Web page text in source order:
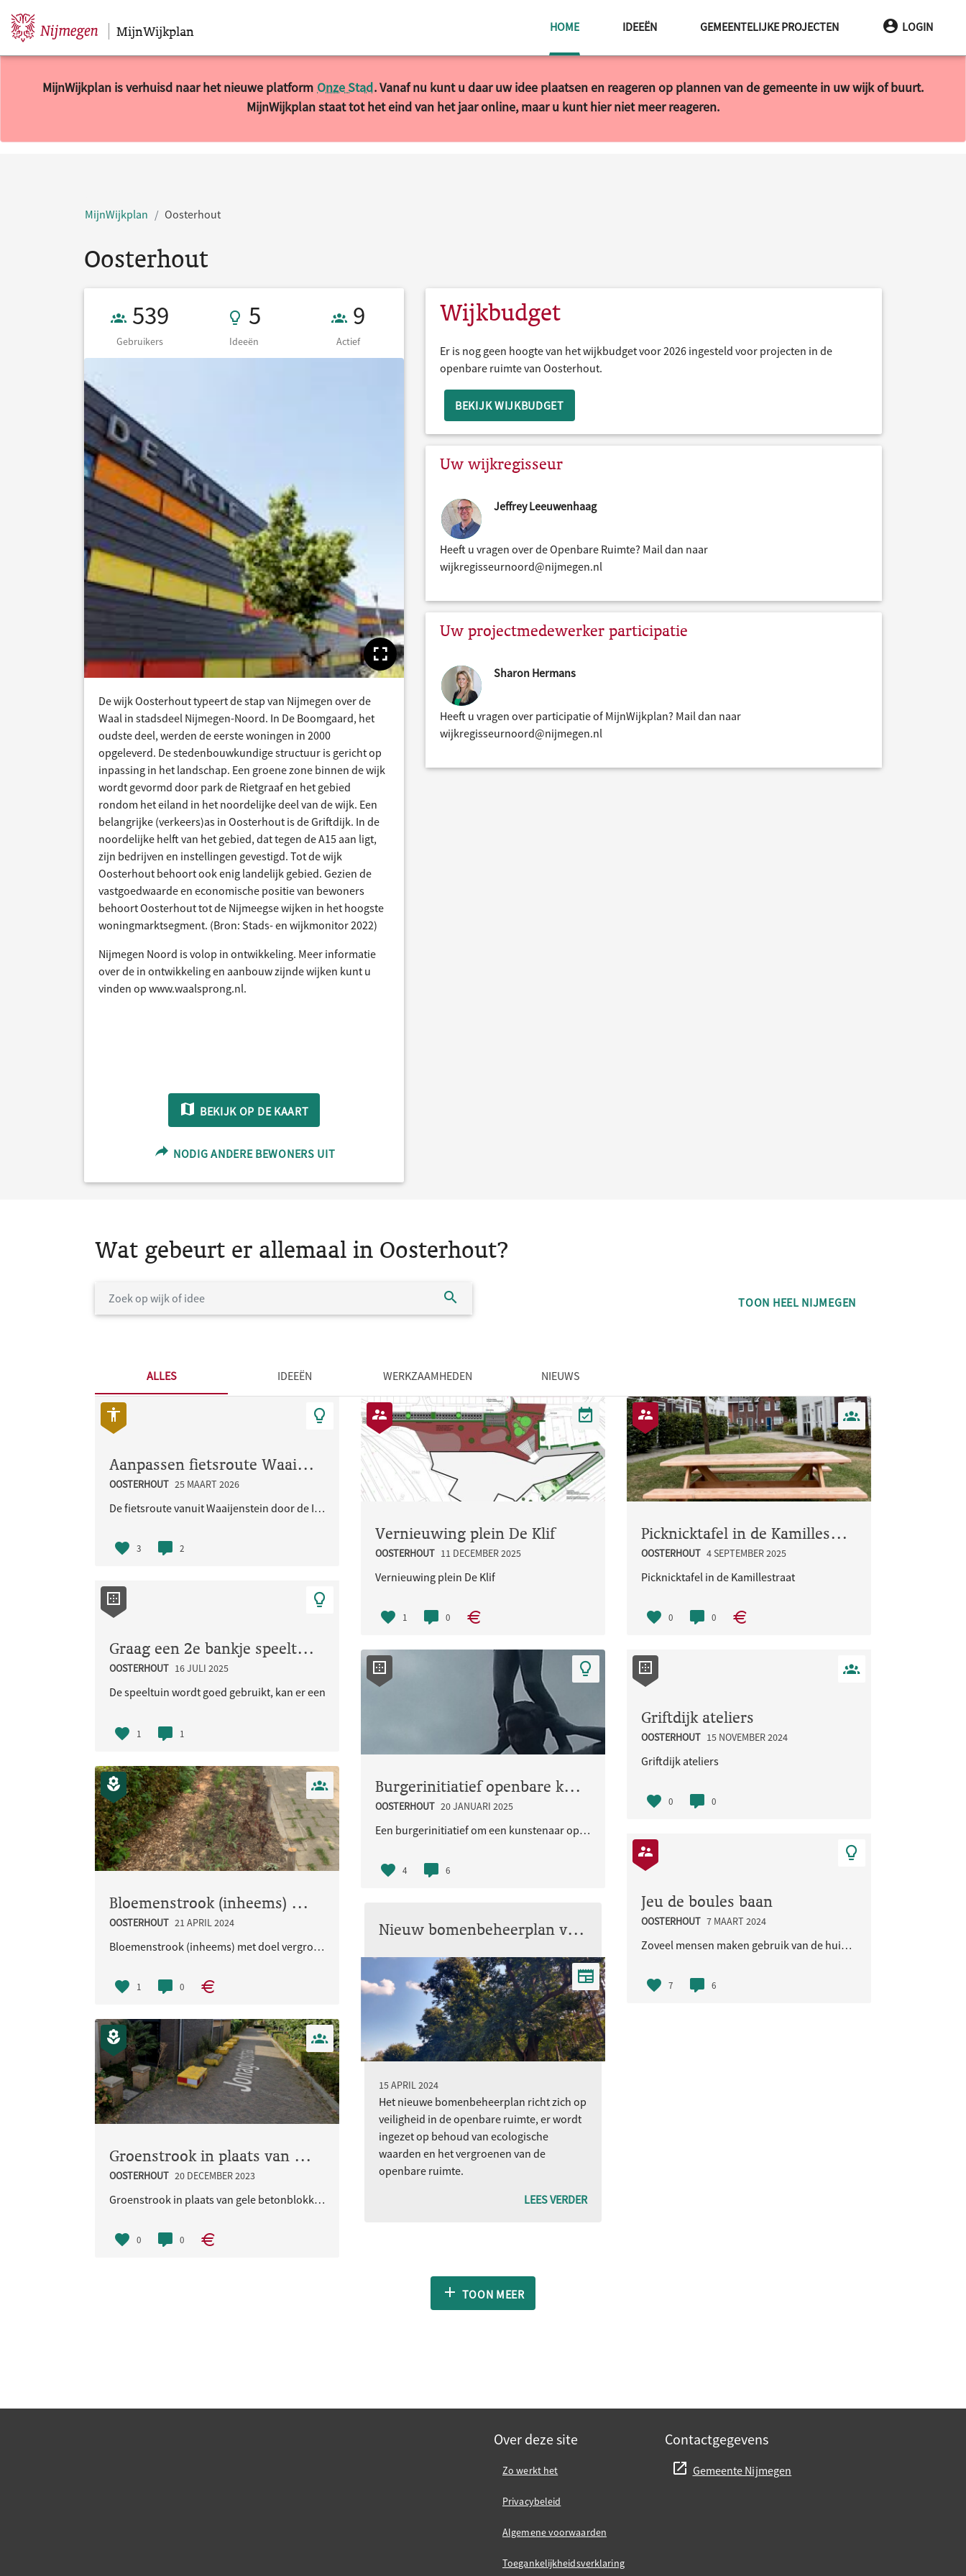
Sla navigatie over MijnWijkplan HOMEHUIDIGE PAGINA
IDEEËN GEMEENTELIJKE PROJECTEN LOGIN
MijnWijkplan is verhuisd naar het nieuwe platform Onze Stad. Vanaf nu kunt u daar uw idee plaatsen en reageren op plannen van de gemeente in uw wijk of buurt.
MijnWijkplan staat tot het eind van het jaar online, maar u kunt hier niet meer reageren.
MijnWijkplan Oosterhout
Oosterhout
Gebruikers 539
539
Gebruikers
5 Ideeën
5
Ideeën
9 Actief
9
Actief
Toon volledige afbeelding
De wijk Oosterhout typeert de stap van Nijmegen over de
Waal in stadsdeel Nijmegen-Noord. In De Boomgaard, het
oudste deel, werden de eerste woningen in 2000
opgeleverd. De stedenbouwkundige structuur is gericht op
inpassing in het landschap. Een groene zone binnen de wijk
wordt gevormd door park de Rietgraaf en het gebied
rondom het eiland in het noordelijke deel van de wijk. Een
belangrijke (verkeers)as in Oosterhout is de Griftdijk. In de
noordelijke helft van het gebied, dat tegen de A15 aan ligt,
zijn bedrijven en instellingen gevestigd. Tot de wijk
Oosterhout behoort ook enig landelijk gebied. Gezien de
vastgoedwaarde en economische positie van bewoners
behoort Oosterhout tot de Nijmeegse wijken in het hoogste
woningmarktsegment. (Bron: Stads- en wijkmonitor 2022)
Nijmegen Noord is volop in ontwikkeling. Meer informatie
over de in ontwikkeling en aanbouw zijnde wijken kunt u
vinden op www.waalsprong.nl.
BEKIJK OP DE KAART
NODIG ANDERE BEWONERS UIT
Wijkbudget
Er is nog geen hoogte van het wijkbudget voor 2026 ingesteld voor projecten in de
openbare ruimte van Oosterhout.
BEKIJK WIJKBUDGET
Uw wijkregisseur
Jeffrey Leeuwenhaag
Heeft u vragen over de Openbare Ruimte? Mail dan naar
wijkregisseurnoord@nijmegen.nl
Uw projectmedewerker participatie
Sharon Hermans
Heeft u vragen over participatie of MijnWijkplan? Mail dan naar
wijkregisseurnoord@nijmegen.nl
Wat gebeurt er allemaal in Oosterhout?
TOON HEEL NIJMEGEN
ALLES IDEEËN WERKZAAMHEDEN NIEUWS
Aanpassen fietsroute Waaijenstein - Imbrexstraat - Terralaan inclusief oversteek busbaan
OOSTERHOUT 25 MAART 2026
De fietsroute vanuit Waaijenstein door de Imbrexstraat naar de Terralaan/busbaan is onduidelijk en..
3 2
Graag een 2e bankje speeltuin nabij OSC
OOSTERHOUT 16 JULI 2025
De speeltuin wordt goed gebruikt, kan er een 2e bankje met zicht naar de speeltuin komen, dat z..
1 1
Bloemenstrook (inheems) met doel vergroten biodiversiteit tussen Terralaan 18-20
OOSTERHOUT 21 APRIL 2024
Bloemenstrook (inheems) met doel vergroten van de biodiversiteit, op de plek waar nu gazon is, tus..
1 0
Groenstrook in plaats van gele betonblokken
OOSTERHOUT 20 DECEMBER 2023
Groenstrook in plaats van gele betonblokken
0 0
Vernieuwing plein De Klif
OOSTERHOUT 11 DECEMBER 2025
Vernieuwing plein De Klif
1 0
Burgerinitiatief openbare kunst in de wijk
OOSTERHOUT 20 JANUARI 2025
Een burgerinitiatief om een kunstenaar opdracht te geven voor een kunstwerk dat een relate heeft m..
4 6
Nieuw bomenbeheerplan voor Nijmegen
15 APRIL 2024
Het nieuwe bomenbeheerplan richt zich op
veiligheid in de openbare ruimte, er wordt
ingezet op behoud van ecologische
waarden en het vergroenen van de
openbare ruimte.
LEES VERDER
Picknicktafel in de Kamillestraat
OOSTERHOUT 4 SEPTEMBER 2025
Picknicktafel in de Kamillestraat
0 0
Griftdijk ateliers
OOSTERHOUT 15 NOVEMBER 2024
Griftdijk ateliers
0 0
Jeu de boules baan
OOSTERHOUT 7 MAART 2024
Zoveel mensen maken gebruik van de huidige baan . Dat er behoefte is aan een tweede baan Parkje..
7 6
TOON MEER
Over deze site
Zo werkt het
Privacybeleid
Algemene voorwaarden
Toegankelijkheidsverklaring
Contactgegevens
Gemeente Nijmegen